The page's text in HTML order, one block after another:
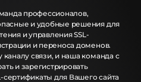
профессионалов,
и удобные решения для
и управления SSL-
и переноса доменов.
связи, и наша команда с
и зарегистрировать
для Вашего сайта